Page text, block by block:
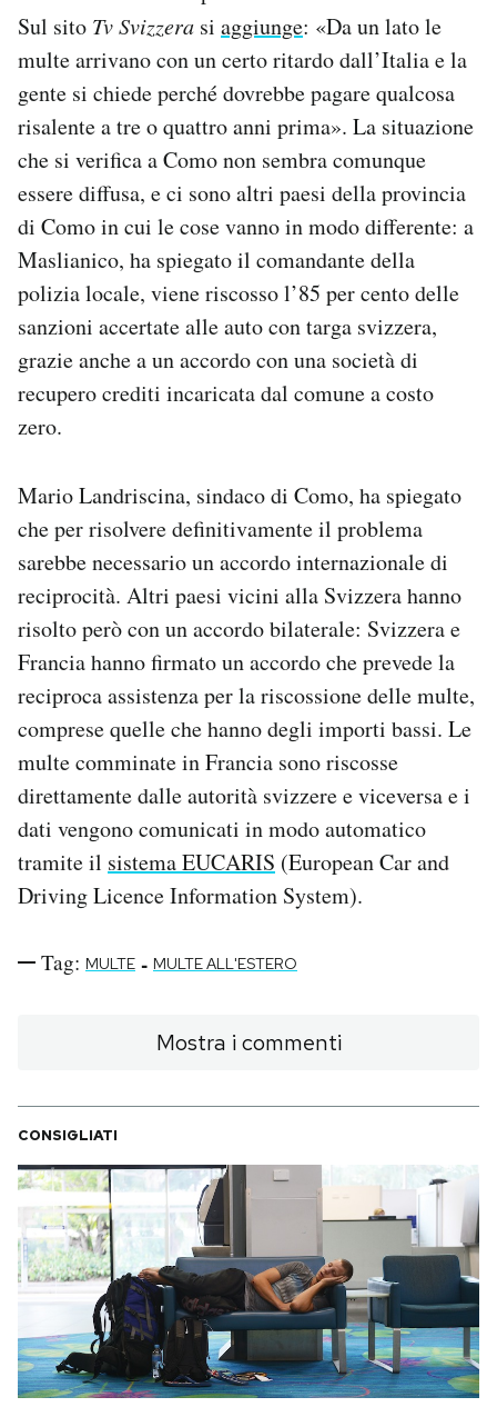
Sul sito Tv Svizzera si aggiunge: «Da un lato le
multe arrivano con un certo ritardo dall’Italia e la
gente si chiede perché dovrebbe pagare qualcosa
risalente a tre o quattro anni prima». La situazione
che si verifica a Como non sembra comunque
essere diffusa, e ci sono altri paesi della provincia
di Como in cui le cose vanno in modo differente: a
Maslianico, ha spiegato il comandante della
polizia locale, viene riscosso l’85 per cento delle
sanzioni accertate alle auto con targa svizzera,
grazie anche a un accordo con una società di
recupero crediti incaricata dal comune a costo
zero.
Mario Landriscina, sindaco di Como, ha spiegato
che per risolvere definitivamente il problema
sarebbe necessario un accordo internazionale di
reciprocità. Altri paesi vicini alla Svizzera hanno
risolto però con un accordo bilaterale: Svizzera e
Francia hanno firmato un accordo che prevede la
reciproca assistenza per la riscossione delle multe,
comprese quelle che hanno degli importi bassi. Le
multe comminate in Francia sono riscosse
direttamente dalle autorità svizzere e viceversa e i
dati vengono comunicati in modo automatico
tramite il sistema EUCARIS (European Car and
Driving Licence Information System).
Tag: MULTE - MULTE ALL'ESTERO
Mostra i commenti
CONSIGLIATI